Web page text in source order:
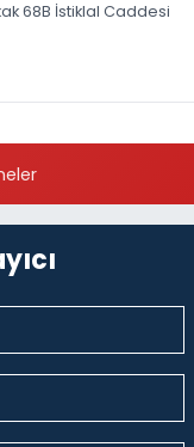
68B İstiklal Caddesi